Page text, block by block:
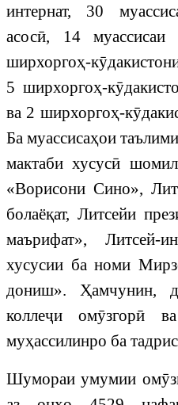
интернат, 30
асосӣ, 14 муассисаи
ширхоргоҳ-
5 ширхоргоҳ-
ва 2 ширхоргоҳ-
Ба муассисаҳои
мактаби хусусӣ
«Ворисони Сино»,
болаёқат, Литсейи
маърифат», Литсей-
хусусии ба номи
дониш». Ҳамчунин,
коллеҷи омӯзгорӣ
муҳассилинро ба
Шумораи умумии